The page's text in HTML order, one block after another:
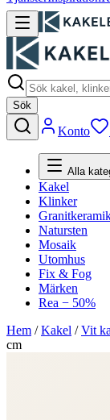
Sök
Konto
Alla
Kakel
Klinker
Natursten
Mosaik
Utomhus
Fix & Fog
Märken
Rea − 50%
Hem /Kakel /Vit
cm